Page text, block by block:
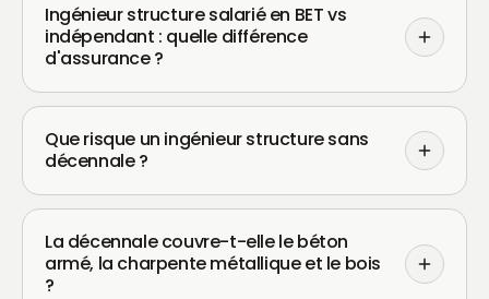
Ingénieur structure salarié en BET vs
indépendant : quelle différence
d'assurance ?
Que risque un ingénieur structure sans
décennale ?
La décennale couvre-t-elle le béton
armé, la charpente métallique et le bois
?